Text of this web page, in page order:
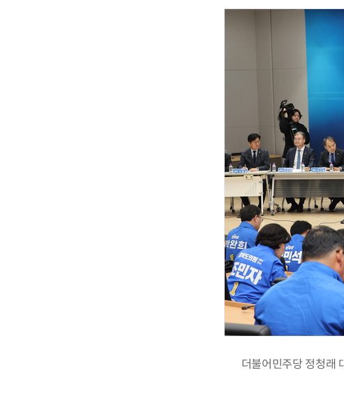
더불어민주당 정청래